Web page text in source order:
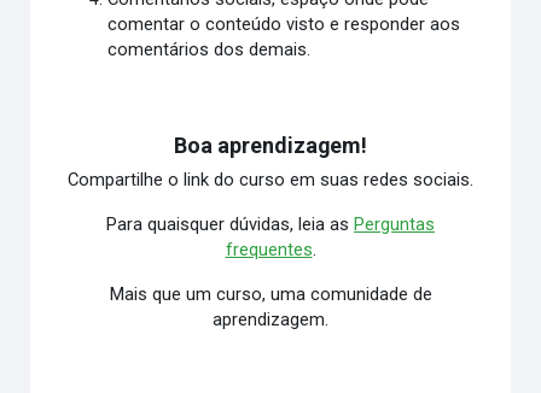
comentar o conteúdo visto e responder aos
comentários dos demais.
Boa aprendizagem!
Compartilhe o link do curso em suas redes sociais.
Para quaisquer dúvidas, leia as Perguntas
frequentes.
Mais que um curso, uma comunidade de
aprendizagem.